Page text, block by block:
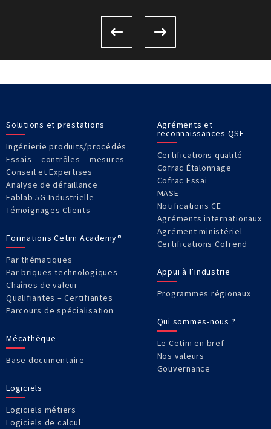
Solutions et prestations
Ingénierie produits/procédés
Essais – contrôles – mesures
Conseil et Expertises
Analyse de défaillance
Fablab 5G Industrielle
Témoignages Clients
Formations Cetim Academy®
Par thématiques
Par briques technologiques
Chaînes de valeur
Qualifiantes – Certifiantes
Parcours de spécialisation
Mécathèque
Base documentaire
Logiciels
Logiciels métiers
Logiciels de calcul
Agréments et
reconnaissances QSE
Certifications qualité
Cofrac Étalonnage
Cofrac Essai
MASE
Notifications CE
Agréments internationaux
Agrément ministériel
Certifications Cofrend
Appui à l’industrie
Programmes régionaux
Qui sommes-nous ?
Le Cetim en bref
Nos valeurs
Gouvernance